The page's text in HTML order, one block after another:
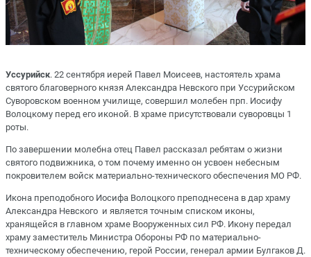
Уссурийск. 22 сентября иерей Павел Моисеев, настоятель храма
святого благоверного князя Александра Невского при Уссурийском
Суворовском военном училище, совершил молебен прп. Иосифу
Волоцкому перед его иконой. В храме присутствовали суворовцы 1
роты.
По завершении молебна отец Павел рассказал ребятам о жизни
святого подвижника, о том почему именно он усвоен небесным
покровителем войск материально-технического обеспечения МО РФ.
Икона преподобного Иосифа Волоцкого преподнесена в дар храму
Александра Невского и является точным списком иконы,
хранящейся в главном храме Вооруженных сил РФ. Икону передал
храму заместитель Министра Обороны РФ по материально-
техническому обеспечению, герой России, генерал армии Булгаков Д.